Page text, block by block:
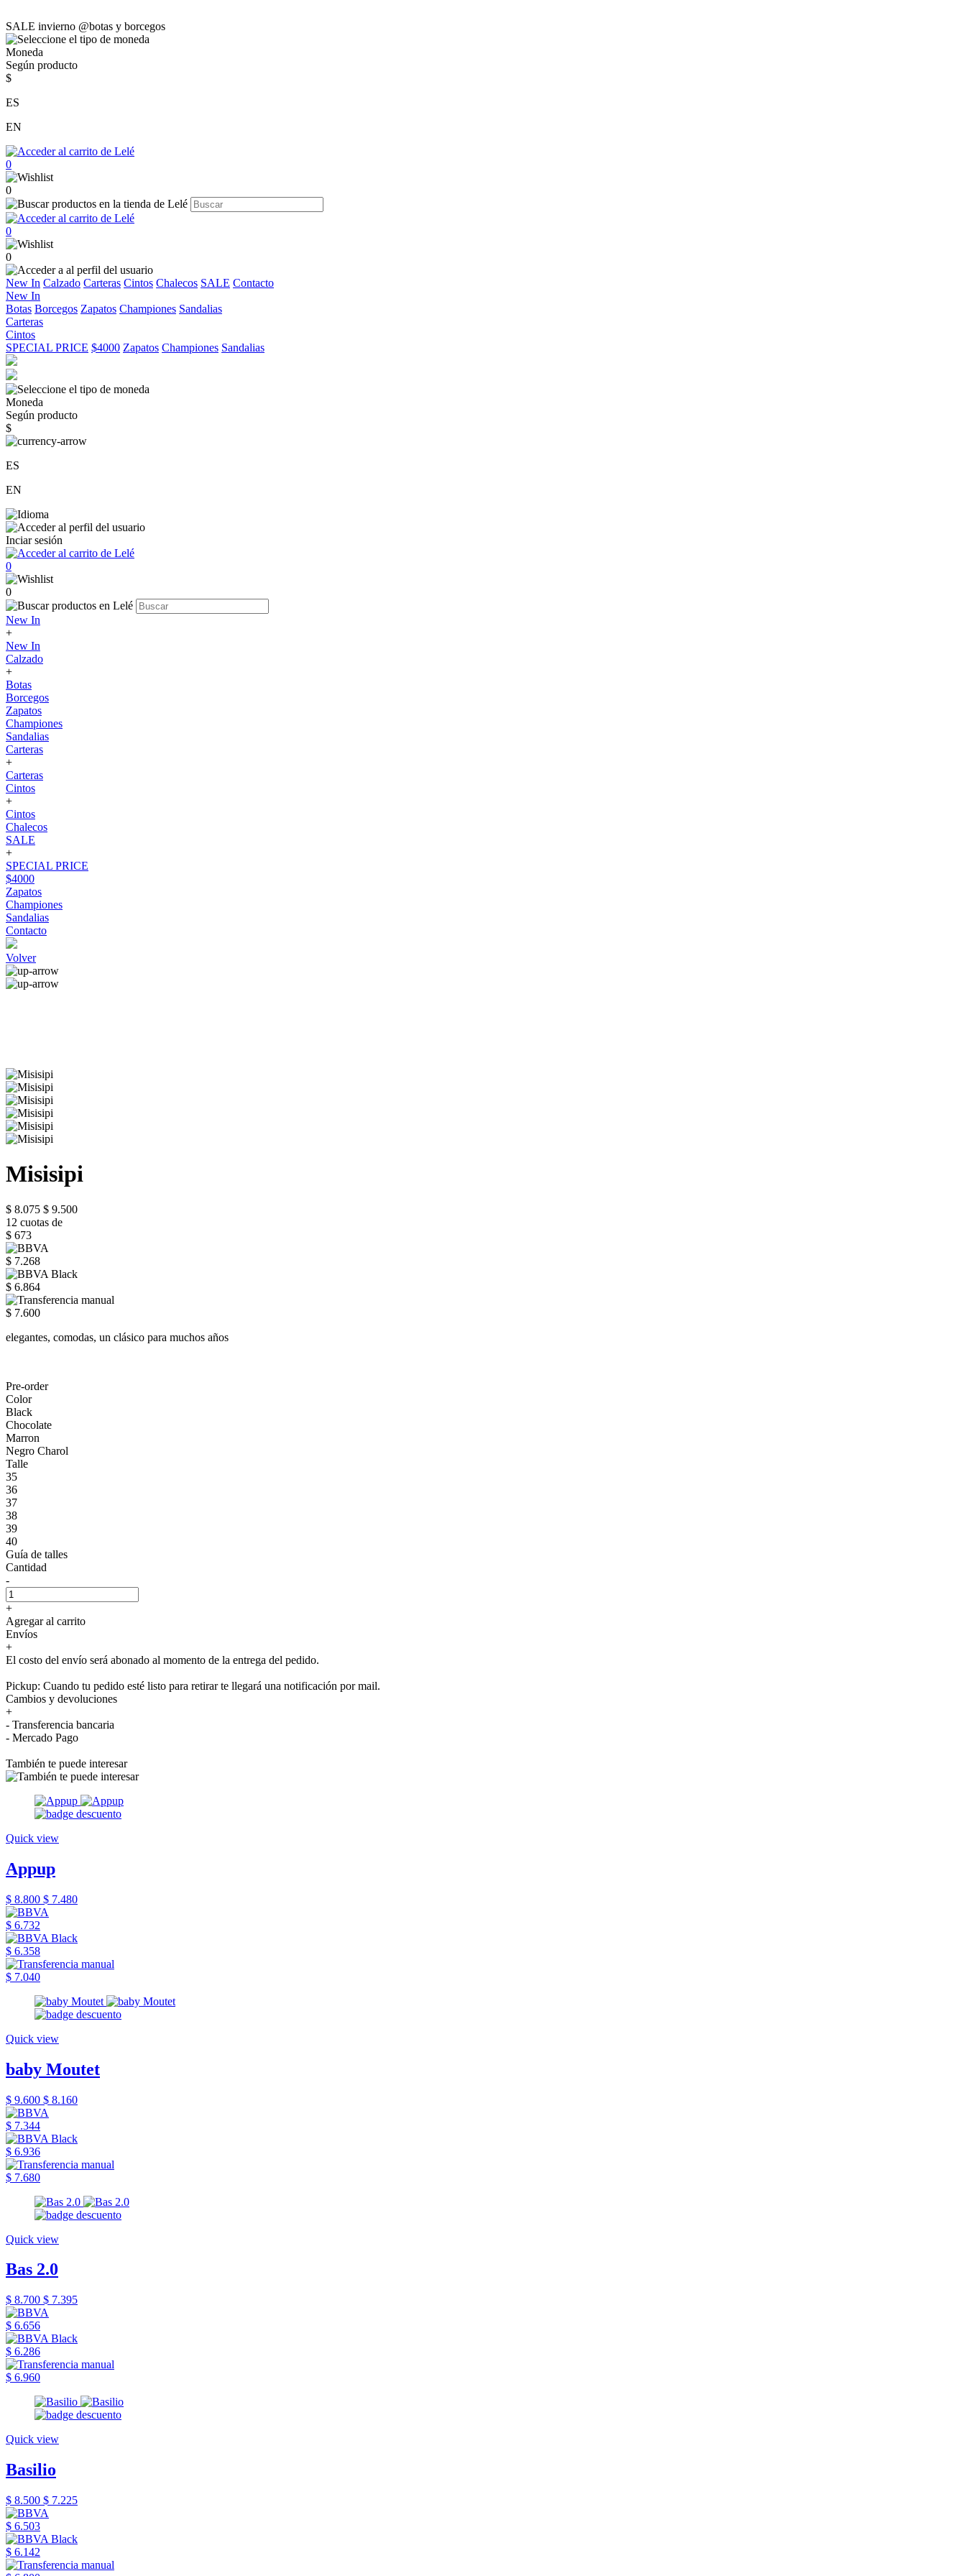
SALE invierno @botas y borcegos
Moneda
Según producto
$
ES
EN
0
0
0
0
New In Calzado Carteras Cintos Chalecos SALE Contacto
New In
Botas Borcegos Zapatos Championes Sandalias
Carteras
Cintos
SPECIAL PRICE $4000 Zapatos Championes Sandalias
Moneda
Según producto
$
ES
EN
Inciar sesión
0
0
New In
+
New In
Calzado
+
Botas
Borcegos
Zapatos
Championes
Sandalias
Carteras
+
Carteras
Cintos
+
Cintos
Chalecos
SALE
+
SPECIAL PRICE
$4000
Zapatos
Championes
Sandalias
Contacto
Volver
Misisipi
$ 8.075 $ 9.500
12 cuotas de
$ 673
$ 7.268
$ 6.864
$ 7.600
elegantes, comodas, un clásico para muchos años
Pre-order
Color
Black
Chocolate
Marron
Negro Charol
Talle
35
36
37
38
39
40
Guía de talles
Cantidad
-
+
Agregar al carrito
Envíos
+
El costo del envío será abonado al momento de la entrega del pedido.
Pickup: Cuando tu pedido esté listo para retirar te llegará una notificación por mail.
Cambios y devoluciones
+
- Transferencia bancaria
- Mercado Pago
También te puede interesar
Quick view
Appup
$ 8.800 $ 7.480
$ 6.732
$ 6.358
$ 7.040
Quick view
baby Moutet
$ 9.600 $ 8.160
$ 7.344
$ 6.936
$ 7.680
Quick view
Bas 2.0
$ 8.700 $ 7.395
$ 6.656
$ 6.286
$ 6.960
Quick view
Basilio
$ 8.500 $ 7.225
$ 6.503
$ 6.142